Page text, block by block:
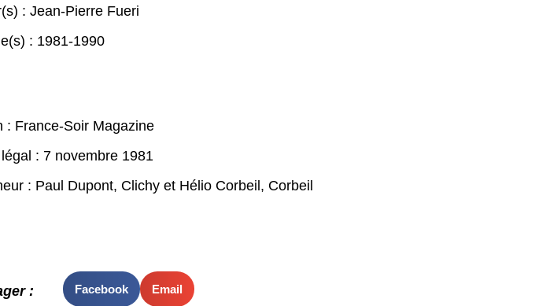
: Jean-Pierre Fueri
: 1981-1990
: France-Soir Magazine
: 7 novembre 1981
: Paul Dupont, Clichy et Hélio Corbeil, Corbeil
: Facebook Email